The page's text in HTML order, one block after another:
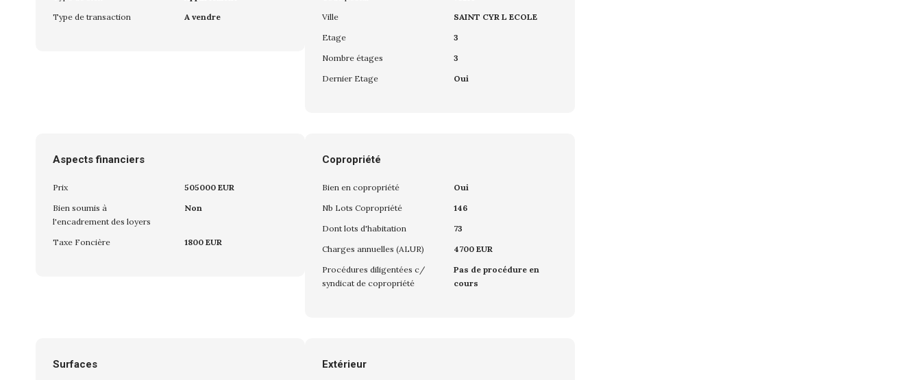
Type de transaction
A vendre
Ville
SAINT CYR L ECOLE
Etage
3
Nombre étages
3
Dernier Etage
Oui
Aspects financiers
Prix
505000 EUR
Bien soumis à
l'encadrement des loyers
Non
Taxe Foncière 1800 EUR
Copropriété
Bien en copropriété
Oui
Nb Lots Copropriété
146
Dont lots d'habitation
73
Charges annuelles (ALUR)
4700 EUR
Procédures diligentées c/
syndicat de copropriété
Pas de procédure en
cours
Surfaces Extérieur